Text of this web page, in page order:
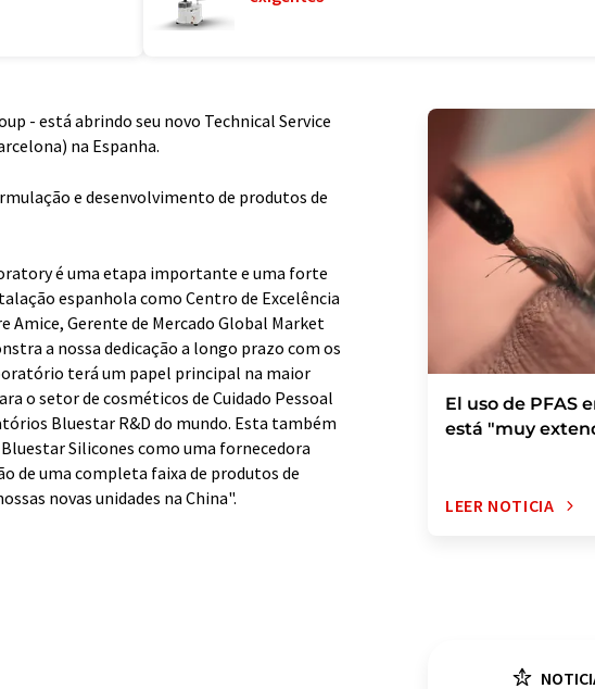
- está abrindo seu novo Technical Service
na Espanha.
e desenvolvimento de produtos de
é uma etapa importante e uma forte
espanhola como Centro de Excelência
Amice, Gerente de Mercado Global Market
a nossa dedicação a longo prazo com os
terá um papel principal na maior
o setor de cosméticos de Cuidado Pessoal
Bluestar R&D do mundo. Esta também
Silicones como uma fornecedora
de uma completa faixa de produtos de
novas unidades na China".
El uso de PFAS
está "muy
LEER NOTICIA